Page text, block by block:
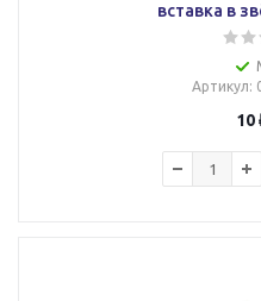
вставка в
Артикул:
10